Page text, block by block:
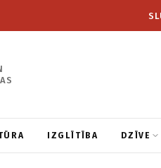
IZGLĪTĪBA DZĪVE